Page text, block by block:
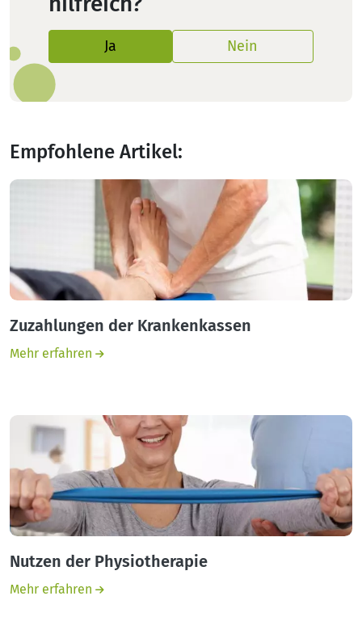
Ja Nein
Empfohlene Artikel:
Zuzahlungen der Krankenkassen
Mehr erfahren
Nutzen der Physiotherapie
Mehr erfahren